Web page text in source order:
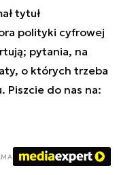
tytuł
polityki cyfrowej
pytania, na
o których trzeba
Piszcie do nas na: